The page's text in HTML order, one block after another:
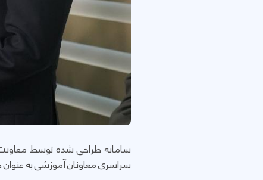
سامانه طراحی شده توسط معاونت
سراسری معاونان آموزشی به